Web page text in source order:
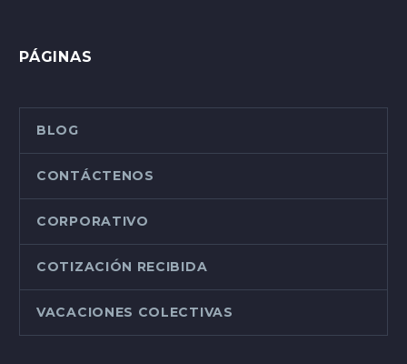
PÁGINAS
BLOG
CONTÁCTENOS
CORPORATIVO
COTIZACIÓN RECIBIDA
VACACIONES COLECTIVAS